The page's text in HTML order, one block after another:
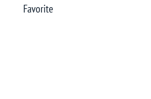
Favorite